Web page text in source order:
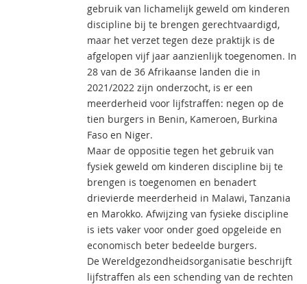
gebruik van lichamelijk geweld om kinderen
discipline bij te brengen gerechtvaardigd,
maar het verzet tegen deze praktijk is de
afgelopen vijf jaar aanzienlijk toegenomen. In
28 van de 36 Afrikaanse landen die in
2021/2022 zijn onderzocht, is er een
meerderheid voor lijfstraffen: negen op de
tien burgers in Benin, Kameroen, Burkina
Faso en Niger.
Maar de oppositie tegen het gebruik van
fysiek geweld om kinderen discipline bij te
brengen is toegenomen en benadert
drievierde meerderheid in Malawi, Tanzania
en Marokko. Afwijzing van fysieke discipline
is iets vaker voor onder goed opgeleide en
economisch beter bedeelde burgers.
De Wereldgezondheidsorganisatie beschrijft
lijfstraffen als een schending van de rechten